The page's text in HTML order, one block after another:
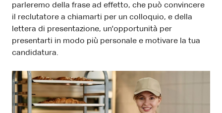
parleremo della frase ad effetto, che può convincere
il reclutatore a chiamarti per un colloquio, e della
lettera di presentazione, un'opportunità per
presentarti in modo più personale e motivare la tua
candidatura.